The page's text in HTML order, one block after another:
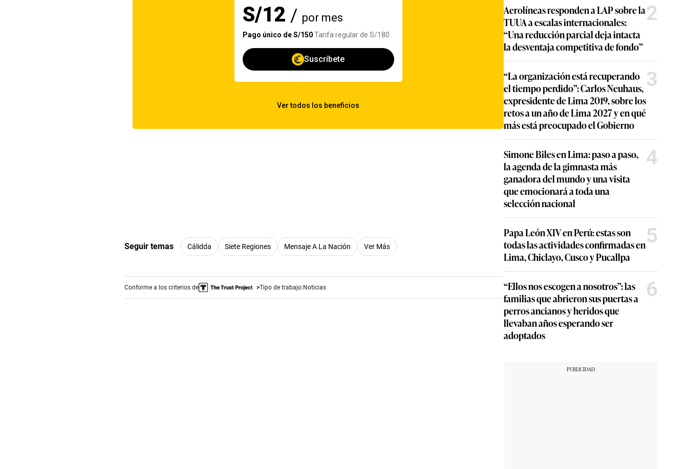
Seguir temas Cálidda Siete Regiones Mensaje A La Nación Ver Más
Conforme a los criterios de Tipo de trabajo:Noticias
Aerolíneas responden a LAP sobre la
TUUA a escalas internacionales:
“Una reducción parcial deja intacta
la desventaja competitiva de fondo”
2
“La organización está recuperando
el tiempo perdido”: Carlos Neuhaus,
expresidente de Lima 2019, sobre los
retos a un año de Lima 2027 y en qué
más está preocupado el Gobierno
3
Simone Biles en Lima: paso a paso,
la agenda de la gimnasta más
ganadora del mundo y una visita
que emocionará a toda una
selección nacional
4
Papa León XIV en Perú: estas son
todas las actividades confirmadas en
Lima, Chiclayo, Cusco y Pucallpa
5
“Ellos nos escogen a nosotros”: las
familias que abrieron sus puertas a
perros ancianos y heridos que
llevaban años esperando ser
adoptados
6